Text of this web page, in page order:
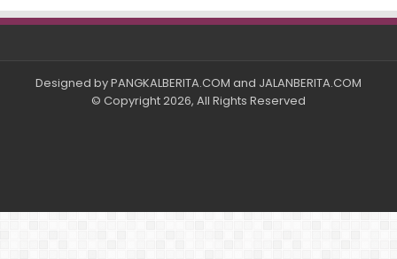
Designed byPANGKALBERITA.COM and JALANBERITA.COM
© Copyright 2026, All Rights Reserved